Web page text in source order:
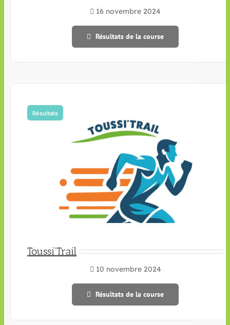
16 novembre 2024
Résultats de la course
Résultats
Toussi'Trail
10 novembre 2024
Résultats de la course